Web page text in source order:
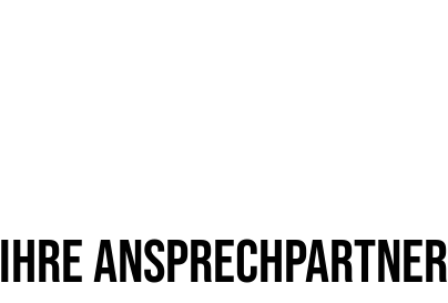
Ihre Ansprechpartner